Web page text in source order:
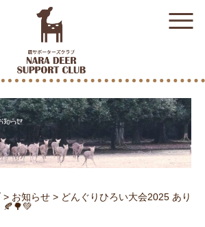
> お知らせ > どんぐりひろい大会2025 あり
🍂🌳💚
ら
奈良鹿雑貨店
（オンラインストア）
奈良公園のシカ相談室